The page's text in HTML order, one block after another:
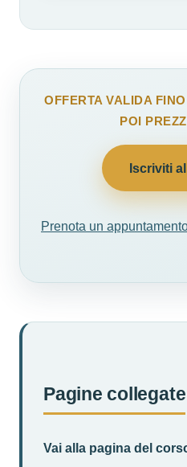
OFFERTA VALIDA
POI
Iscriviti
Prenota un
Pagine collegate
Vai alla pagina del